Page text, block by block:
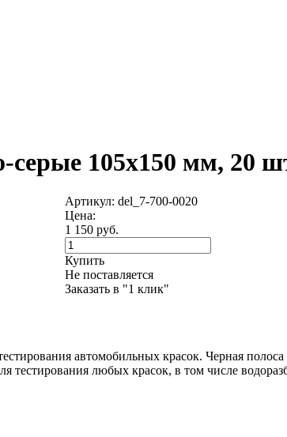
серые 105х150 мм, 20
Артикул: del_7-700-0020
Цена:
1 150 руб.
Купить
Не поставляется
Заказать в "1 клик"
автомобильных красок. Черная
тестирования любых красок, в том числе